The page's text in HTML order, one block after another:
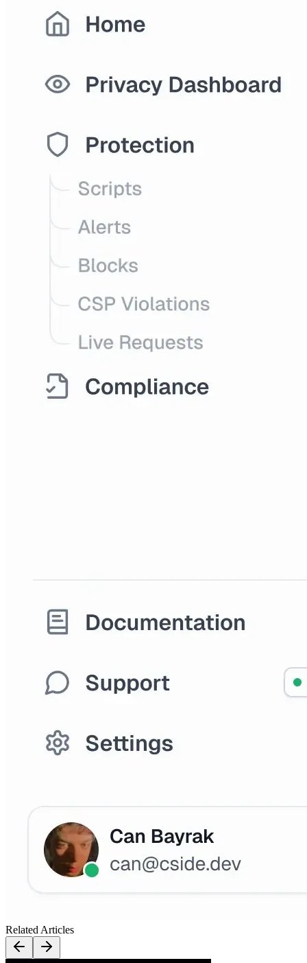
Related Articles